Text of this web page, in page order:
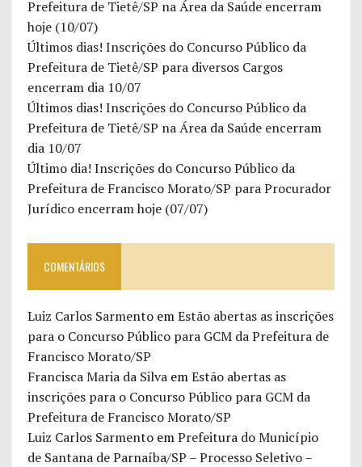
Prefeitura de Tietê/SP na Área da Saúde encerram
hoje (10/07)
Últimos dias! Inscrições do Concurso Público da
Prefeitura de Tietê/SP para diversos Cargos
encerram dia 10/07
Últimos dias! Inscrições do Concurso Público da
Prefeitura de Tietê/SP na Área da Saúde encerram
dia 10/07
Último dia! Inscrições do Concurso Público da
Prefeitura de Francisco Morato/SP para Procurador
Jurídico encerram hoje (07/07)
COMENTÁRIOS
Luiz Carlos SarmentoemEstão abertas as inscrições
para o Concurso Público para GCM da Prefeitura de
Francisco Morato/SP
Francisca Maria da SilvaemEstão abertas as
inscrições para o Concurso Público para GCM da
Prefeitura de Francisco Morato/SP
Luiz Carlos SarmentoemPrefeitura do Município
de Santana de Parnaíba/SP – Processo Seletivo –